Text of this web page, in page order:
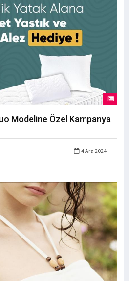
Modeline Özel Kampanya
4 Ara 2024